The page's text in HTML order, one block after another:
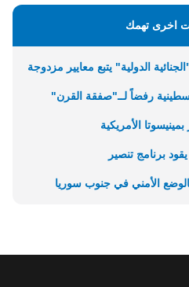
اخرى تهمك
الدولية" يتبع معايير مزدوجة
رفضاً لــ"صفقة القرن"
الأمريكية
برنامج تنصير
الأمني في جنوب سوريا